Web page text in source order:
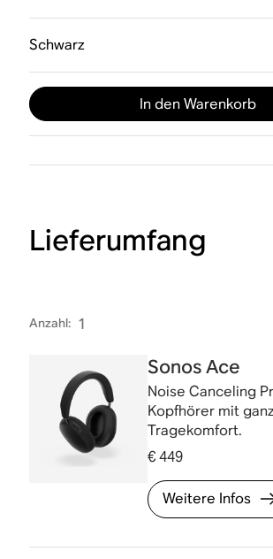
Schwarz
In den Warenkorb
Lieferumfang
Anzahl: 1
Sonos Ace
Noise Canceling
Kopfhörer mit
Tragekomfort.
€ 449
Weitere Infos